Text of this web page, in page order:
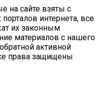
на сайте взяты с
интернета, все
их законным
материалов с нашего
активной
права защищены